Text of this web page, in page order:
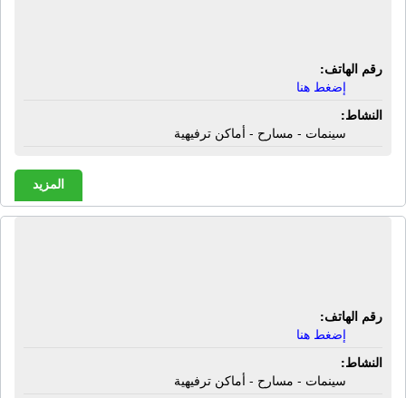
رقم الهاتف:
إضغط هنا
النشاط:
سينمات - مسارح - أماكن ترفيهية
المزيد
رقم الهاتف:
إضغط هنا
النشاط:
سينمات - مسارح - أماكن ترفيهية